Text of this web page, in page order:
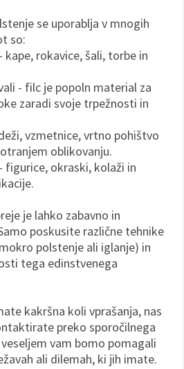
se uporablja v mnogih
so:
kape, rokavice, šali, torbe in
- filc je popoln material za
zaradi svoje trpežnosti in
vzmetnice, vrtno pohištvo
oblikovanju.
figurice, okraski, kolaži in
je lahko zabavno in
poskusite različne tehnike
polstenje ali iglanje) in
tega edinstvenega
kakršna koli vprašanja, nas
preko sporočilnega
vam bomo pomagali
ali dilemah, ki jih imate.